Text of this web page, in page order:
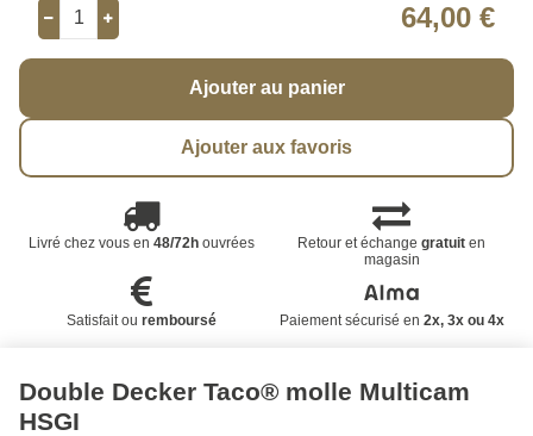
64,00 €
Ajouter au panier
Ajouter aux favoris
Livré chez vous en 48/72houvrées Retour et échangegratuit en
magasin
Satisfait ou remboursé Paiement sécurisé en 2x, 3x ou 4x
Double Decker Taco® molle Multicam
HSGI